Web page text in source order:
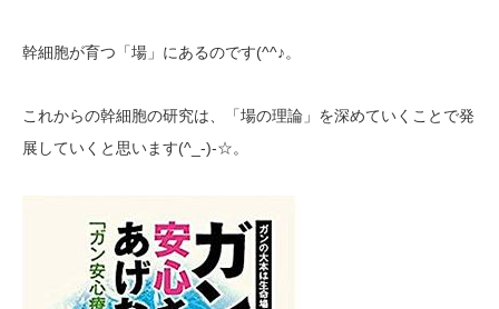
幹細胞が育つ「場」にあるのです(^^♪。
これからの幹細胞の研究は、「場の理論」を深めていくことで発
展していくと思います(^_-)-☆。